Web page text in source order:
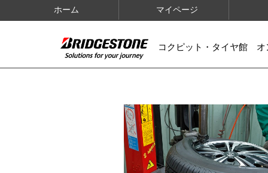
ホーム マイページ
コクピット・タイヤ館 オ
IMAGES